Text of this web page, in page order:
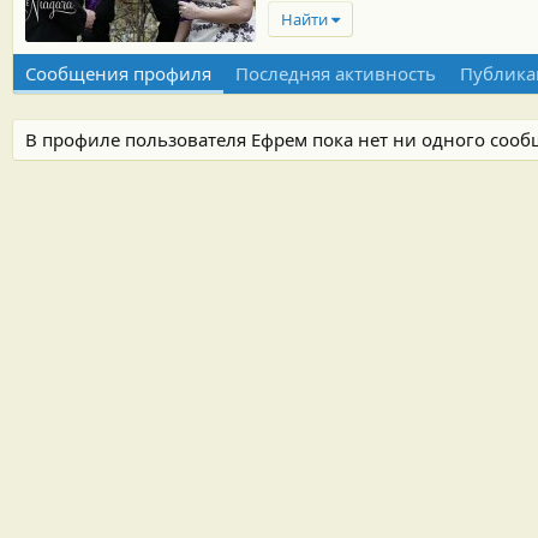
Найти
Сообщения профиля Последняя активность
В профиле пользователя Ефрем пока нет ни одного